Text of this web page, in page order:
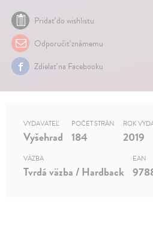
Pridať do wishlistu
Odporučiť známemu
Zdielať na Facebooku
VYDAVATEĽ
Vyšehrad
POČET STRÁN
184
ROK
2019
VÄZBA
Tvrdá väzba / Hardback
EAN